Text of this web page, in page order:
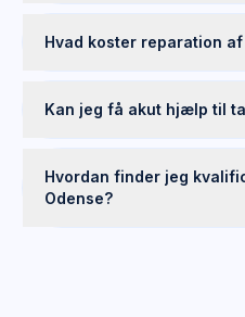
Hvad koster reparation
Kan jeg få akut hjælp til
Hvordan finder jeg
Odense?